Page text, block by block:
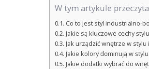
W tym artykule
Co to jest styl industrialno-
Jakie są kluczowe cechy
Jak urządzić wnętrze w
Jakie kolory dominują w
Jakie dodatki wybrać do